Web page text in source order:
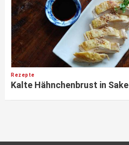
Rezepte
Kalte Hähnchenbrust in Sake